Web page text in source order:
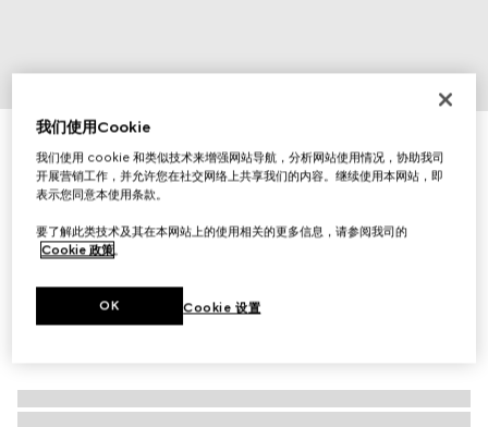
Gucci Blondie系列环形耳环
A$800
我们使用Cookie
我们使用 cookie 和类似技术来增强网站导航，分析网站使用情况，协助我司
开展营销工作，并允许您在社交网络上共享我们的内容。继续使用本网站，即
表示您同意本使用条款。
要了解此类技术及其在本网站上的使用相关的更多信息，请参阅我司的
Cookie 政策。
Cookie 设置
OK